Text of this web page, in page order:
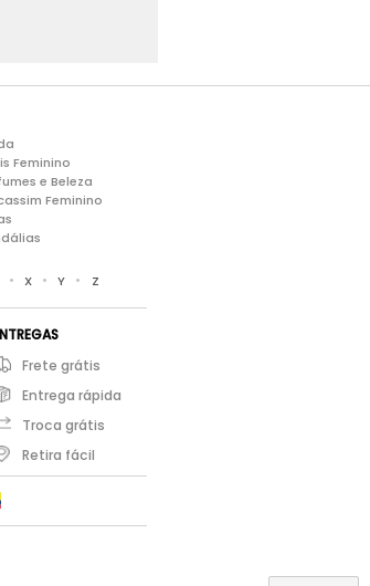
Feminino
e Beleza
Feminino
• X • Y • Z
Frete grátis
Entrega rápida
Troca grátis
Retira fácil